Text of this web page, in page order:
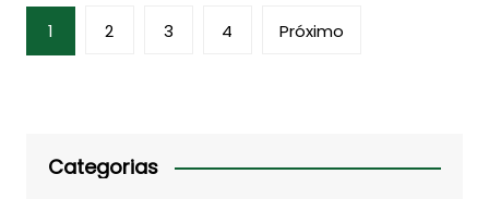
Paginação
de
1 2 3 4 Próximo
Categorias